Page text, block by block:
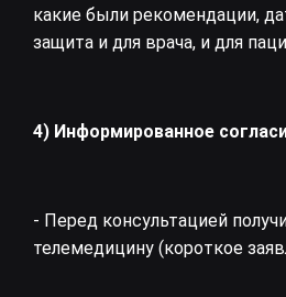
какие были рекомендации,
защита и для врача, и для
4) Информированное
- Перед консультацией
телемедицину (короткое